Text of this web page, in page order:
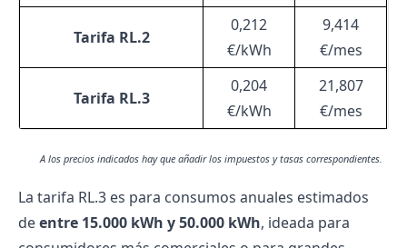
Tarifa RL.2
0,212
€/kWh
9,414
€/mes
Tarifa RL.3
0,204
€/kWh
21,807
€/mes
A los precios indicados hay que añadir los impuestos y tasas correspondientes.
La tarifa RL.3 es para consumos anuales estimados
deentre 15.000 kWh y 50.000 kWh, ideada para